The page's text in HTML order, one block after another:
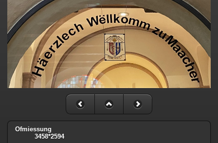
Ofmiessung
3458*2594